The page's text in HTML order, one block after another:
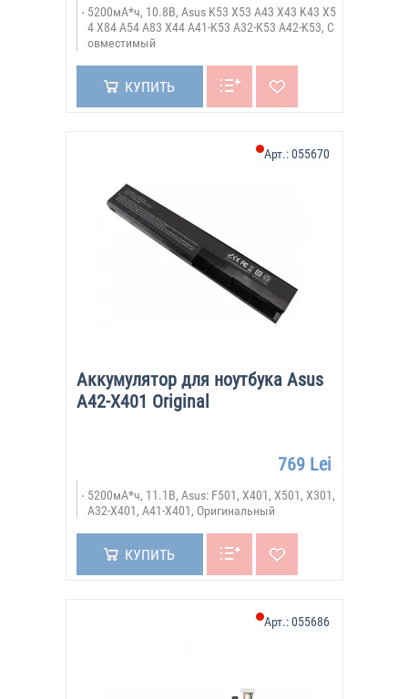
5200мА*ч, 10.8В, Asus K53 X53 A43 X43 K43 X5
4 X84 A54 A83 X44 A41-K53 A32-K53 A42-K53, С
овместимый
КУПИТЬ
Аккумулятор для ноутбука Asus
A42-X401 Original
Арт.:055670
769 Lei
5200мА*ч, 11.1В, Asus: F501, X401, X501, X301,
A32-X401, A41-X401, Оригинальный
КУПИТЬ
Арт.:055686